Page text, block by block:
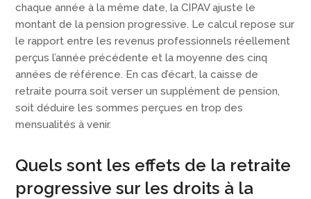
chaque année à la même date, la CIPAV ajuste le
montant de la pension progressive. Le calcul repose sur
le rapport entre les revenus professionnels réellement
perçus l’année précédente et la moyenne des cinq
années de référence. En cas d’écart, la caisse de
retraite pourra soit verser un supplément de pension,
soit déduire les sommes perçues en trop des
mensualités à venir.
Quels sont les effets de la retraite
progressive sur les droits à la